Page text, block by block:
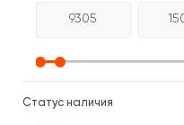
Статус наличия